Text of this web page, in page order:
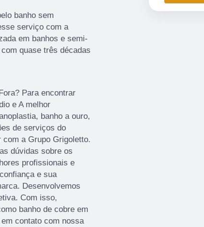
banho sem
serviço com a
em banhos e semi-
quase três décadas
Para encontrar
e A melhor
banho a ouro,
de serviços do
a Grupo Grigoletto.
dúvidas sobre os
profissionais e
e sua
Desenvolvemos
Com isso,
banho de cobre em
contato com nossa